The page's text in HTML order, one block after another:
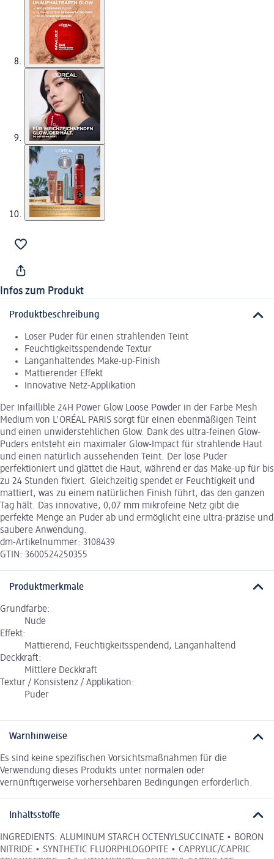
Infos zum Produkt
Produktbeschreibung
Loser Puder für einen strahlenden Teint
Feuchtigkeitsspendende Textur
Langanhaltendes Make-up-Finish
Mattierender Effekt
Innovative Netz-Applikation
Der Infaillible 24H Power Glow Loose Powder in der Farbe Mesh
Medium von L'ORÉAL PARiS sorgt für einen ebenmäßigen Teint
und einen unwiderstehlichen Glow. Dank des ultra-feinen Glow-
Puders entsteht ein maximaler Glow-Impact für strahlende Haut
und einen natürlich aussehenden Teint. Der lose Puder
perfektioniert und glättet die Haut, während er das Make-up für bis
zu 24 Stunden fixiert. Gleichzeitig spendet er Feuchtigkeit und
mattiert, was zu einem natürlichen Finish führt, das den ganzen
Tag hält. Das innovative, 0,07 mm mikrofeine Netz gibt die
perfekte Menge an Puder ab und ermöglicht eine ultra-präzise und
saubere Anwendung.
dm-Artikelnummer: 3108439
GTIN: 3600524250355
Produktmerkmale
Grundfarbe:
Nude
Effekt:
Mattierend, Feuchtigkeitsspendend, Langanhaltend
Deckkraft:
Mittlere Deckkraft
Textur / Konsistenz / Applikation:
Puder
Warnhinweise
Es sind keine spezifischen Vorsichtsmaßnahmen für die
Verwendung dieses Produkts unter normalen oder
vernünftigerweise vorhersehbaren Bedingungen erforderlich.
Inhaltsstoffe
INGREDIENTS: ALUMINUM STARCH OCTENYLSUCCINATE • BORON
NITRIDE • SYNTHETIC FLUORPHLOGOPITE • CAPRYLIC/CAPRIC